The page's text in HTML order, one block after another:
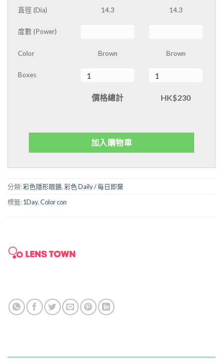
直徑 (Dia) 14.3 14.3
度數 (Power)
Color Brown Brown
Boxes
價格總計 HK$230
加入購物車
分類:彩色隱形眼鏡,彩色 Daily / 每日即棄
標籤:1Day,Color con